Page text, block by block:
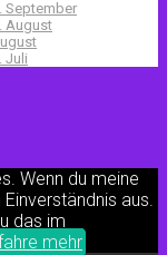
September
August
Juli
Wenn du meine
aus.
das im
mehr